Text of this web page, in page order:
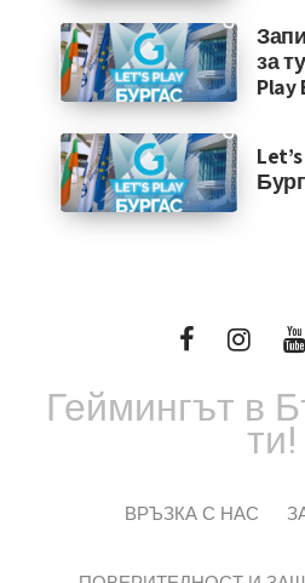
за
Play
Геймингът в
ти!
ВРЪЗКА С НАС